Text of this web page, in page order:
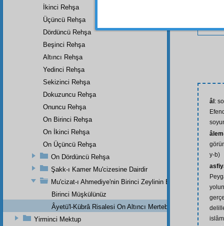
âl :
y-b)
İkinci Rehşa
Üçüncü Rehşa
Dördüncü Rehşa
Beşinci Rehşa
Altıncı Rehşa
Yedinci Rehşa
Sekizinci Rehşa
Dokuzuncu Rehşa
Onuncu Rehşa
On Birinci Rehşa
On İkinci Rehşa
On Üçüncü Rehşa
On Dördüncü Rehşa
Şakk-ı Kamer Mu'cizesine Dairdir
Mu'cizat-ı Ahmediye'nin Birinci Zeylinin Bir Parçasıdır
Birinci Müşkülünüz
Âyetü'l-Kübrâ Risalesi On Altıncı Mertebe
Yirminci Mektup